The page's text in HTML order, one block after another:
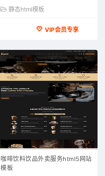
静态html模板
VIP会员专享
咖啡饮料饮品外卖服务html5网站
模板